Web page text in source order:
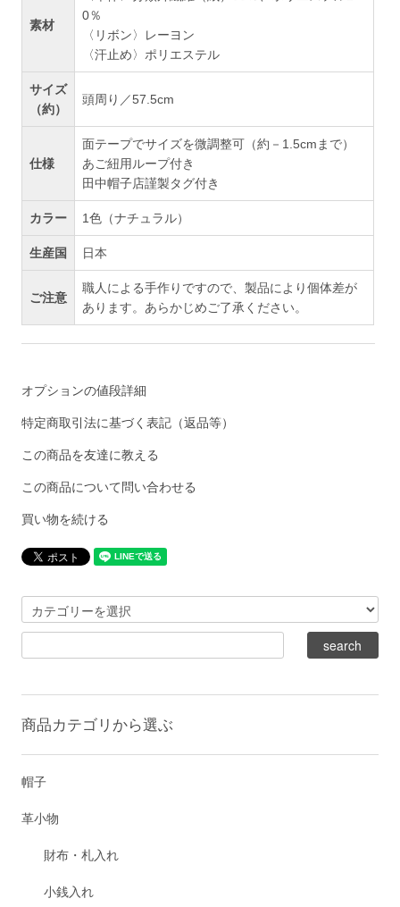
素材
0％
〈リボン〉レーヨン
〈汗止め〉ポリエステル
サイズ
（約）
頭周り／57.5cm
仕様
面テープでサイズを微調整可（約－1.5cmまで）
あご紐用ループ付き
田中帽子店謹製タグ付き
カラー 1色（ナチュラル）
生産国 日本
ご注意
職人による手作りですので、製品により個体差が
あります。あらかじめご了承ください。
オプションの値段詳細
特定商取引法に基づく表記（返品等）
この商品を友達に教える
この商品について問い合わせる
買い物を続ける
商品カテゴリから選ぶ
帽子
革小物
財布・札入れ
小銭入れ